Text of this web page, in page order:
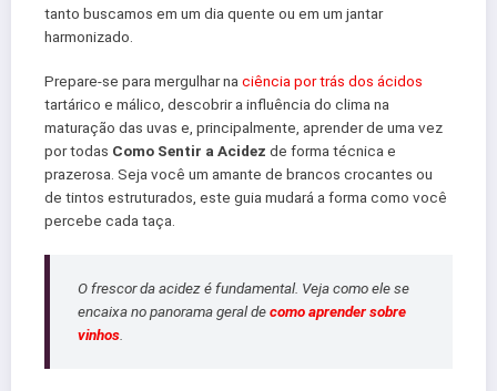
tanto buscamos em um dia quente ou em um jantar
harmonizado.
Prepare-se para mergulhar naciência por trás dos ácidos
tartárico e málico, descobrir a influência do clima na
maturação das uvas e, principalmente, aprender de uma vez
por todas Como Sentir a Acidez de forma técnica e
prazerosa. Seja você um amante de brancos crocantes ou
de tintos estruturados, este guia mudará a forma como você
percebe cada taça.
O frescor da acidez é fundamental. Veja como ele se
encaixa no panorama geral decomo aprender sobre
vinhos